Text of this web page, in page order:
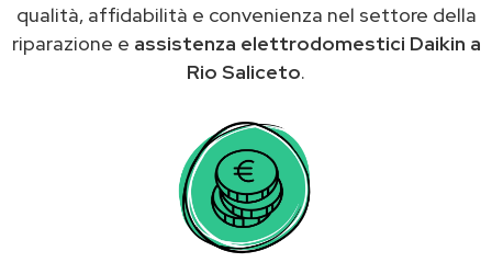
qualità, affidabilità e convenienza nel settore della
riparazione e assistenza elettrodomestici Daikin a
Rio Saliceto.